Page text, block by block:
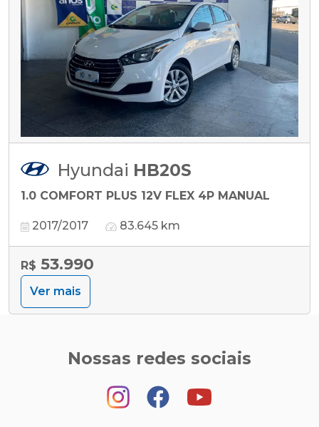
Hyundai HB20S
1.0 COMFORT PLUS 12V FLEX 4P MANUAL
2017/2017 83.645 km
R$ 53.990
Ver mais
Nossas redes sociais